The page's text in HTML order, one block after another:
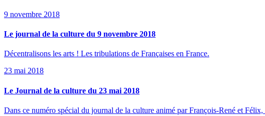
9 novembre 2018
Le journal de la culture du 9 novembre 2018
Décentralisons les arts ! Les tribulations de Françaises en France.
23 mai 2018
Le Journal de la culture du 23 mai 2018
Dans ce numéro spécial du journal de la culture animé par François-René et